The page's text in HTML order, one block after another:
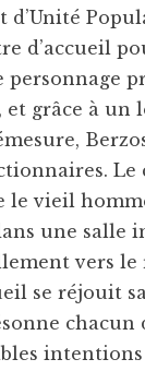
d’Unité
d’accueil
et grâce à un
Le
vieil
une salle
vers
se réjouit
chacun